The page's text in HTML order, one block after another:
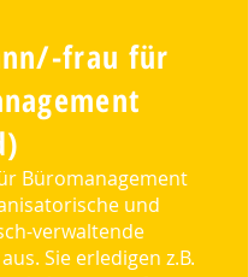
frau für
Büromanagement
und
verwaltende
Sie erledigen z.B.